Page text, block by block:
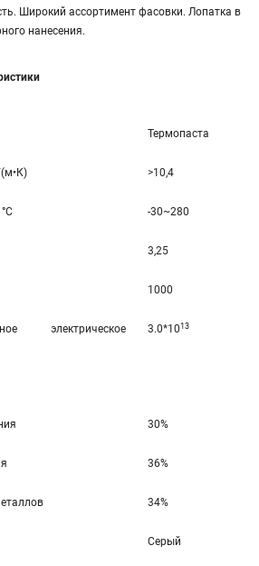
Широкий ассортимент фасовки. Лопатка в
нанесения.
Термопаста
>10,4
-30~280
3,25
1000
электрическое
3.0*1013
30%
36%
34%
Серый